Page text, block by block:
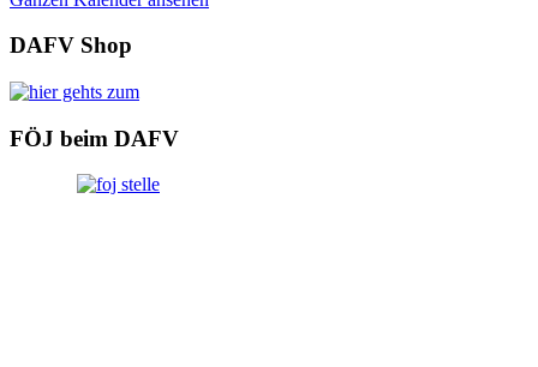
DAFV Shop
FÖJ beim DAFV